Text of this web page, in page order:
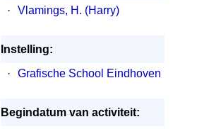
·
Vlamings, H. (Harry)
Instelling:
·
Grafische School Eindhoven
Begindatum van activiteit: